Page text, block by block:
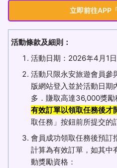
立即前往APP
活動條款及細則：
活動日期：2026年4月1
活動只限永安旅遊會員參
版網站登入並於活動日期
多．賺取高達36,000獎勵
有效訂單以領取任務後才
取任務」按鈕前所提交的
會員成功領取任務後預訂
計算為有效訂單，如其中
動獎勵資格：